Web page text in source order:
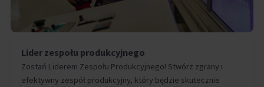
Lider zespołu produkcyjnego
Zostań Liderem Zespołu Produkcyjnego! Stwórz zgrany i
efektywny zespół produkcyjny, który będzie skutecznie